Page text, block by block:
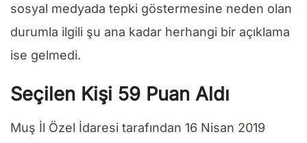
sosyal medyada tepki göstermesine neden olan
durumla ilgili şu ana kadar herhangi bir açıklama
ise gelmedi.
Seçilen Kişi 59 Puan Aldı
Muş İl Özel İdaresi tarafından 16 Nisan 2019